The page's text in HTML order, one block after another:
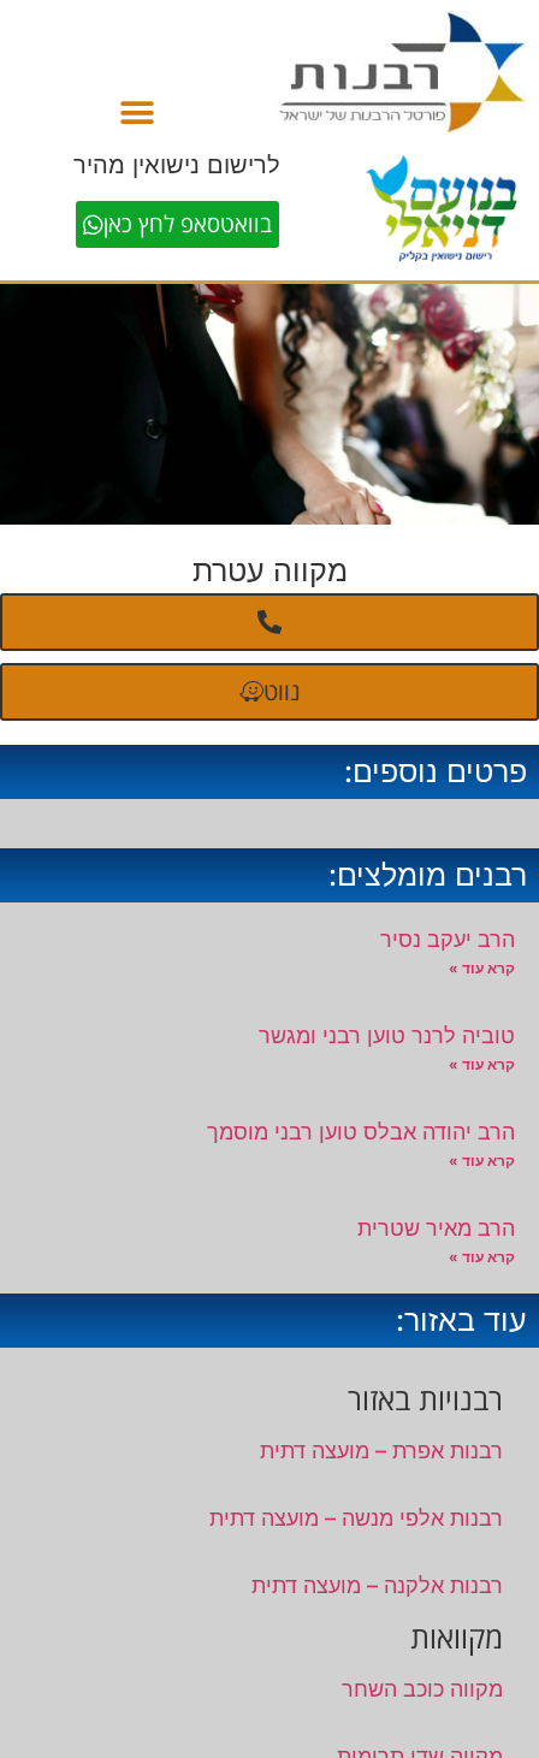
לרישום נישואין מהיר
בוואטסאפ לחץ כאן
מקווה עטרת
נווט
פרטים נוספים:
רבנים מומלצים:
הרב יעקב נסיר
קרא עוד »
טוביה לרנר טוען רבני ומגשר
קרא עוד »
הרב יהודה אבלס טוען רבני מוסמך
קרא עוד »
הרב מאיר שטרית
קרא עוד »
עוד באזור:
רבנויות באזור
רבנות אפרת – מועצה דתית
רבנות אלפי מנשה – מועצה דתית
רבנות אלקנה – מועצה דתית
מקוואות
מקווה כוכב השחר